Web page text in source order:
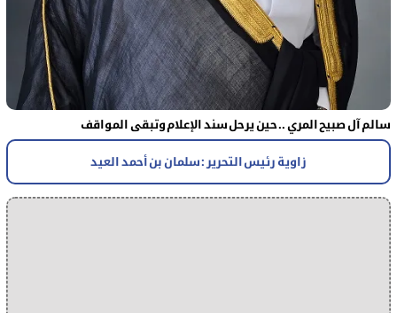
سالم آل صبيح المري .. حين يرحل سند الإعلام وتبقى المواقف
زاوية رئيس التحرير : سلمان بن أحمد العيد